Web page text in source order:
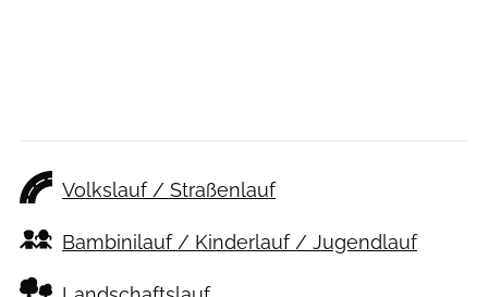
Volkslauf / Straßenlauf
Bambinilauf / Kinderlauf / Jugendlauf